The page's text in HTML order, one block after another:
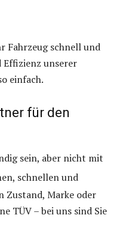
Fahrzeug schnell und
Effizienz unserer
einfach.
für den
sein, aber nicht mit
schnellen und
Zustand, Marke oder
TÜV – bei uns sind Sie